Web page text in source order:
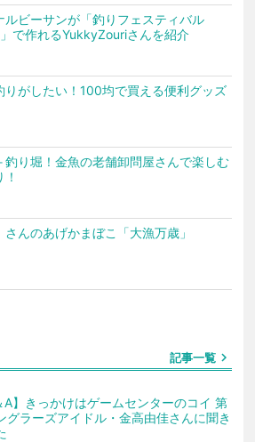
ルビーサンが「釣りフェスティバル
で作れるYukkyZouriさんを紹介
りがしたい！100均で買える便利グッズ
釣り堀！金魚の老舗卸問屋さんで楽しむ
さんのあげかまぼこ「大漁万歳」
記事一覧chevron_right
A】きっかけはゲームセンターのコイ 第
グラーズアイドル・金高由佳さんに聞き